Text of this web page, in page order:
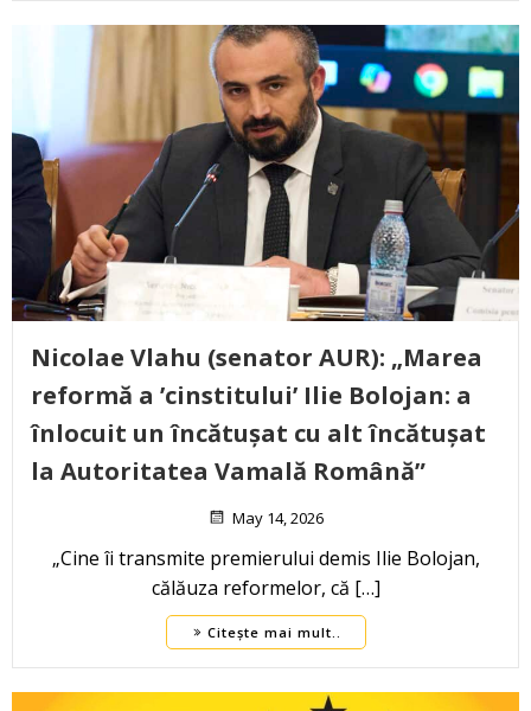
Nicolae Vlahu (senator AUR): „Marea
reformă a ’cinstitului’ Ilie Bolojan: a
înlocuit un încătușat cu alt încătușat
la Autoritatea Vamală Română”
May 14, 2026
„Cine îi transmite premierului demis Ilie Bolojan,
călăuza reformelor, că […]
Citește mai mult..